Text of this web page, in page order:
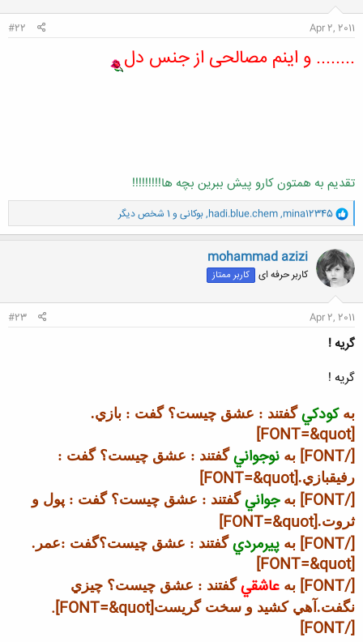
Apr 2, 2011
#22
........ و اینم مصالحی از جنس دل
تقدیم به همتون کارو پیش ببرین بچه ها!!!!!!!!!
و
ا
ک
ن
ش
ه
ا
mina12345
,
hadi.blue.chem
,بوکانی و 1 شخص دیگر
mohammad azizi
کاربر حرفه ای کاربر ممتاز
Apr 2, 2011
#23
گریه !
گریه !
بهکودکيگفتند : عشق چيست؟ گفت : بازي.
[FONT=&quot]
[/FONT]
به نوجوانيگفتند : عشق چيست؟ گفت :
رفيقبازي.[FONT=&quot]
[/FONT]
بهجوانيگفتند : عشق چيست؟ گفت : پول و
ثروت.[FONT=&quot]
[/FONT]
به پيرمرديگفتند : عشق چيست؟گفت :عمر.
[FONT=&quot]
[/FONT]
به عاشقيگفتند : عشق چيست؟ چيزي
نگفت.آهي کشيد و سخت گريست
[FONT=&quot].
[/FONT]